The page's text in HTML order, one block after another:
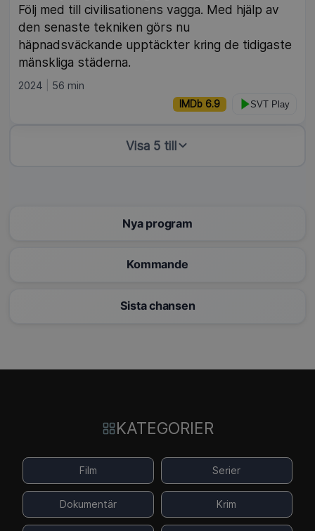
Följ med till civilisationens vagga. Med hjälp av
den senaste tekniken görs nu
häpnadsväckande upptäckter kring de tidigaste
mänskliga städerna.
2024 56 min
IMDb 6.9 SVT Play
Visa 5 till
Nya program
Kommande
Sista chansen
KATEGORIER
Film Serier
Dokumentär Krim